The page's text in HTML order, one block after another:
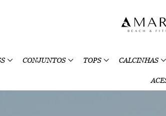
CONJUNTOS TOPS CALCINHAS